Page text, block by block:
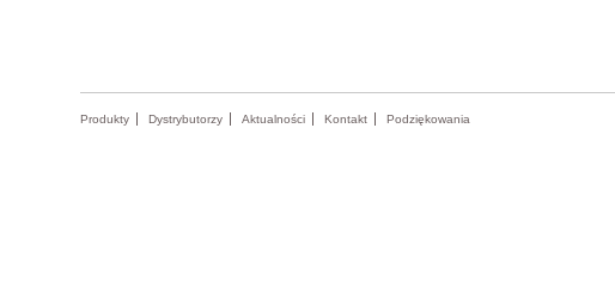
Produkty Dystrybutorzy Aktualności Kontakt Podziękowania